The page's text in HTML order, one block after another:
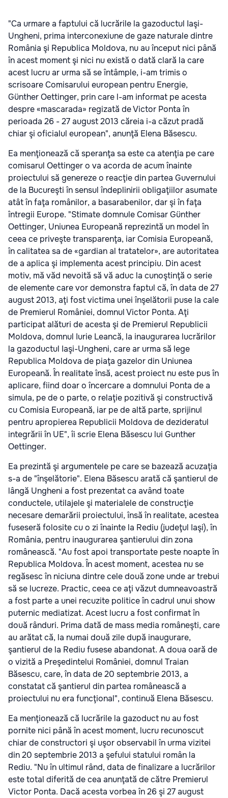
"Ca urmare a faptului că lucrările la gazoductul Iaşi-
Ungheni, prima interconexiune de gaze naturale dintre
România şi Republica Moldova, nu au început nici până
în acest moment şi nici nu există o dată clară la care
acest lucru ar urma să se întâmple, i-am trimis o
scrisoare Comisarului european pentru Energie,
Günther Oettinger, prin care l-am informat pe acesta
despre «mascarada» regizată de Victor Ponta în
perioada 26 - 27 august 2013 căreia i-a căzut pradă
chiar şi oficialul european", anunţă Elena Băsescu.
Ea menţionează că speranţa sa este ca atenţia pe care
comisarul Oettinger o va acorda de acum înainte
proiectului să genereze o reacţie din partea Guvernului
de la Bucureşti în sensul îndeplinirii obligaţiilor asumate
atât în faţa românilor, a basarabenilor, dar şi în faţa
întregii Europe. "Stimate domnule Comisar Günther
Oettinger, Uniunea Europeană reprezintă un model în
ceea ce priveşte transparenţa, iar Comisia Europeană,
în calitatea sa de «gardian al tratatelor», are autoritatea
de a aplica şi implementa acest principiu. Din acest
motiv, mă văd nevoită să vă aduc la cunoştinţă o serie
de elemente care vor demonstra faptul că, în data de 27
august 2013, aţi fost victima unei înşelătorii puse la cale
de Premierul României, domnul Victor Ponta. Aţi
participat alături de acesta şi de Premierul Republicii
Moldova, domnul Iurie Leancă, la inaugurarea lucrărilor
la gazoductul Iaşi-Ungheni, care ar urma să lege
Republica Moldova de piaţa gazelor din Uniunea
Europeană. În realitate însă, acest proiect nu este pus în
aplicare, fiind doar o încercare a domnului Ponta de a
simula, pe de o parte, o relaţie pozitivă şi constructivă
cu Comisia Europeană, iar pe de altă parte, sprijinul
pentru apropierea Republicii Moldova de dezideratul
integrării în UE", îi scrie Elena Băsescu lui Gunther
Oettinger.
Ea prezintă şi argumentele pe care se bazează acuzaţia
s-a de "înşelătorie". Elena Băsescu arată că şantierul de
lângă Ungheni a fost prezentat ca având toate
conductele, utilajele şi materialele de construcţie
necesare demarării proiectului, însă în realitate, acestea
fuseseră folosite cu o zi înainte la Rediu (judeţul Iaşi), în
România, pentru inaugurarea şantierului din zona
românească. "Au fost apoi transportate peste noapte în
Republica Moldova. În acest moment, acestea nu se
regăsesc în niciuna dintre cele două zone unde ar trebui
să se lucreze. Practic, ceea ce aţi văzut dumneavoastră
a fost parte a unei recuzite politice în cadrul unui show
puternic mediatizat. Acest lucru a fost confirmat în
două rânduri. Prima dată de mass media româneşti, care
au arătat că, la numai două zile după inaugurare,
şantierul de la Rediu fusese abandonat. A doua oară de
o vizită a Preşedintelui României, domnul Traian
Băsescu, care, în data de 20 septembrie 2013, a
constatat că şantierul din partea românească a
proiectului nu era funcţional", continuă Elena Băsescu.
Ea menţionează că lucrările la gazoduct nu au fost
pornite nici până în acest moment, lucru recunoscut
chiar de constructori şi uşor observabil în urma vizitei
din 20 septembrie 2013 a şefului statului român la
Rediu. "Nu în ultimul rând, data de finalizare a lucrărilor
este total diferită de cea anunţată de către Premierul
Victor Ponta. Dacă acesta vorbea în 26 şi 27 august